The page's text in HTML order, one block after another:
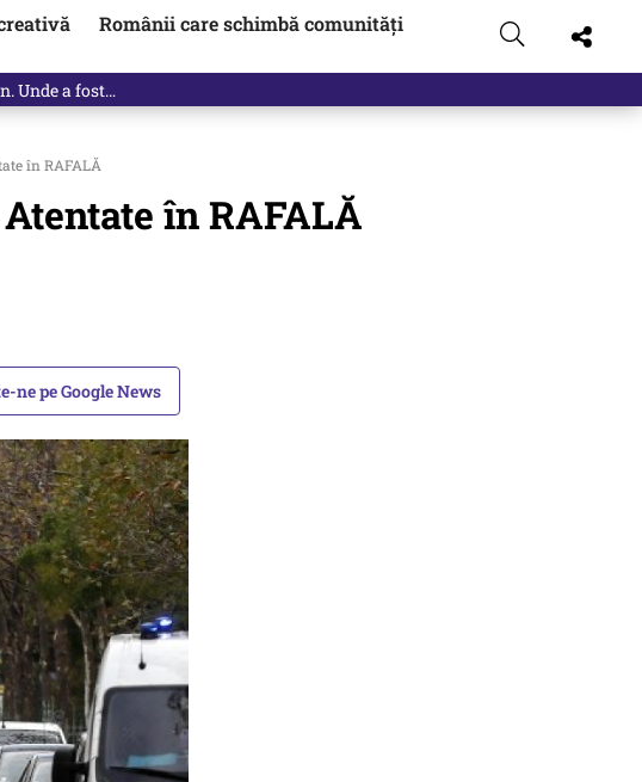
Românii care schimbă comunități
dincolo de…
în RAFALĂ
în RAFALĂ
ne pe Google News